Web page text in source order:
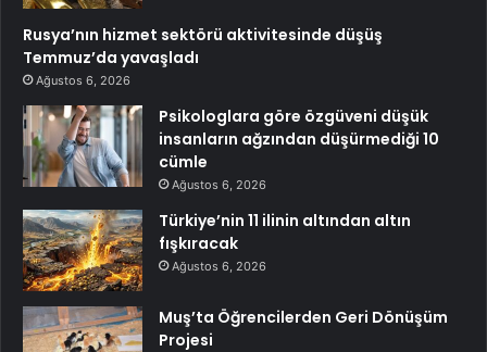
Rusya’nın hizmet sektörü aktivitesinde düşüş
Temmuz’da yavaşladı
Ağustos 6, 2026
Psikologlara göre özgüveni düşük
insanların ağzından düşürmediği 10
cümle
Ağustos 6, 2026
Türkiye’nin 11 ilinin altından altın
fışkıracak
Ağustos 6, 2026
Muş’ta Öğrencilerden Geri Dönüşüm
Projesi